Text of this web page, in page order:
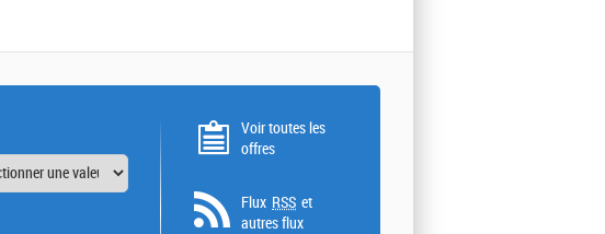
Voir toutes les
offres
Flux RSS et
autres flux